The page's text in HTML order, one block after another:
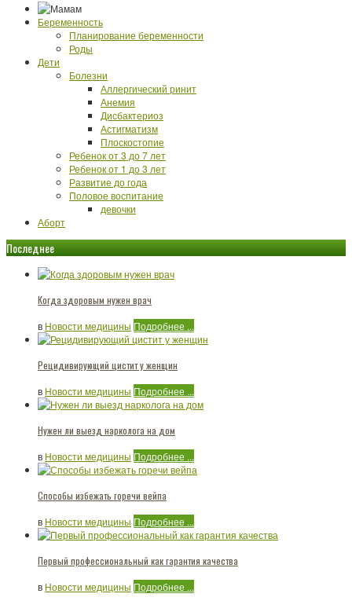
Беременность
Планирование беременности
Роды
Дети
Болезни
Аллергический ринит
Анемия
Дисбактериоз
Астигматизм
Плоскостопие
Ребенок от 3 до 7 лет
Ребенок от 1 до 3 лет
Развитие до года
Половое воспитание
девочки
Аборт
Последнее
Когда здоровым нужен врач
в Новости медицины Подробнее ...
Рецидивирующий цистит у женщин
в Новости медицины Подробнее ...
Нужен ли выезд нарколога на дом
в Новости медицины Подробнее ...
Способы избежать горечи вейпа
в Новости медицины Подробнее ...
Первый профессиональный как гарантия качества
в Новости медицины Подробнее ...